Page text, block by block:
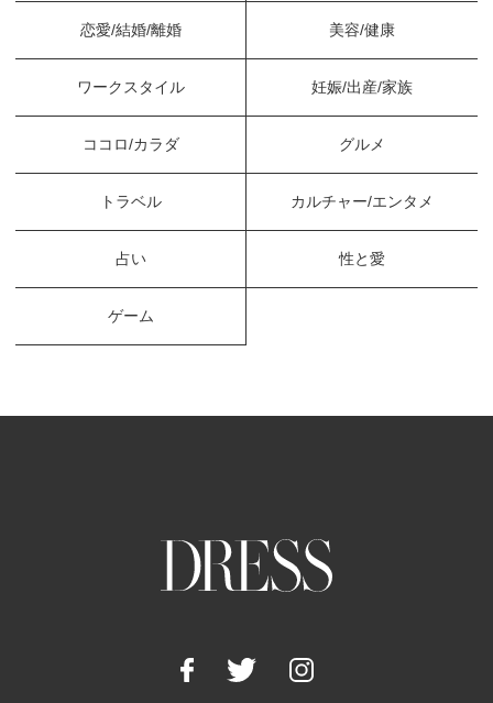
恋愛/結婚/離婚 美容/健康
ワークスタイル 妊娠/出産/家族
ココロ/カラダ グルメ
トラベル カルチャー/エンタメ
占い 性と愛
ゲーム